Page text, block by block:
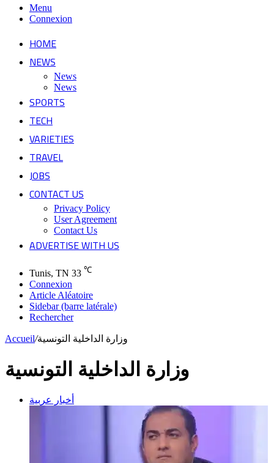
Menu
Connexion
HOME
NEWS
News
News
SPORTS
TECH
VARIETIES
TRAVEL
JOBS
CONTACT US
Privacy Policy
User Agreement
Contact Us
ADVERTISE WITH US
Tunis, TN 33 ℃
Connexion
Article Aléatoire
Sidebar (barre latérale)
Rechercher
Accueil/وزارة الداخلية التونسية
وزارة الداخلية التونسية
أخبار عربية